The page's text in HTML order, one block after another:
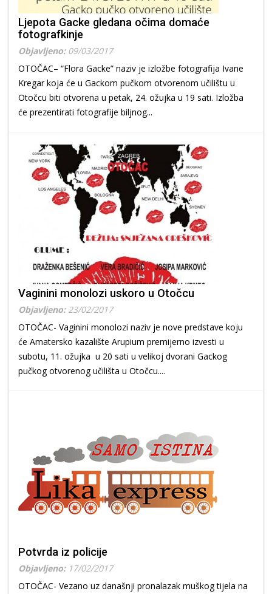
Ljepota Gacke gledana očima domaće
fotografkinje
Objavljeno: 09/03/2017
OTOČAC– “Flora Gacke” naziv je izložbe fotografija Ivane
Kregar koja će u Gackom pučkom otvorenom učilištu u
Otočcu biti otvorena u petak, 24. ožujka u 19 sati. Izložba
će prezentirati fotografije biljnog...
Vaginini monolozi uskoro u Otočcu
Objavljeno: 23/02/2017
OTOČAC- Vaginini monolozi naziv je nove predstave koju
će Amatersko kazalište Arupium premijerno izvesti u
subotu, 11. ožujka u 20 sati u velikoj dvorani Gackog
pučkog otvorenog učilišta u Otočcu....
Potvrda iz policije
Objavljeno: 17/02/2017
OTOČAC- Vezano uz današnji pronalazak muškog tijela na